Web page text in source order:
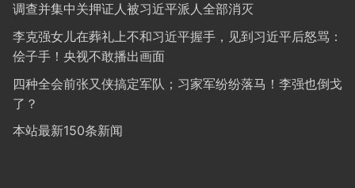
调查并集中关押证人被习近平派人全部消灭
李克强女儿在葬礼上不和习近平握手，见到习近平后怒骂：
侩子手！央视不敢播出画面
四种全会前张又侠搞定军队；习家军纷纷落马！李强也倒戈
了？
本站最新150条新闻